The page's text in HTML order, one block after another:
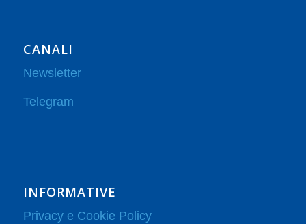
CANALI
Newsletter
Telegram
INFORMATIVE
Privacy e Cookie Policy